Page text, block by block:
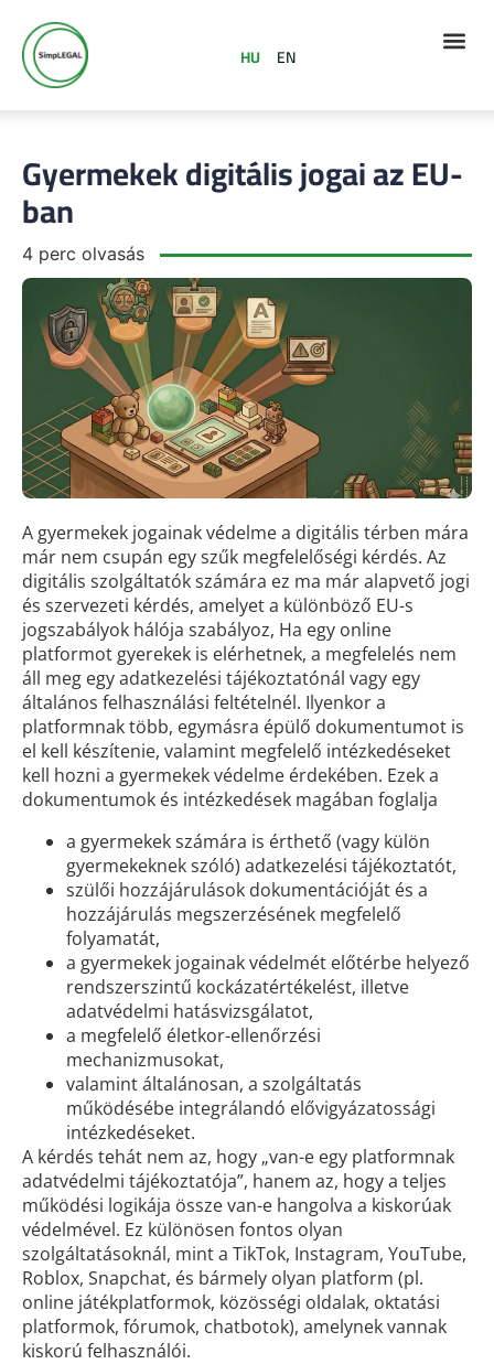
HU EN
Gyermekek digitális jogai az EU-
ban
4 perc olvasás
A gyermekek jogainak védelme a digitális térben mára
már nem csupán egy szűk megfelelőségi kérdés. Az
digitális szolgáltatók számára ez ma már alapvető jogi
és szervezeti kérdés, amelyet a különböző EU-s
jogszabályok hálója szabályoz, Ha egy online
platformot gyerekek is elérhetnek, a megfelelés nem
áll meg egy adatkezelési tájékoztatónál vagy egy
általános felhasználási feltételnél. Ilyenkor a
platformnak több, egymásra épülő dokumentumot is
el kell készítenie, valamint megfelelő intézkedéseket
kell hozni a gyermekek védelme érdekében. Ezek a
dokumentumok és intézkedések magában foglalja
a gyermekek számára is érthető (vagy külön
gyermekeknek szóló) adatkezelési tájékoztatót,
szülői hozzájárulások dokumentációját és a
hozzájárulás megszerzésének megfelelő
folyamatát,
a gyermekek jogainak védelmét előtérbe helyező
rendszerszintű kockázatértékelést, illetve
adatvédelmi hatásvizsgálatot,
a megfelelő életkor-ellenőrzési
mechanizmusokat,
valamint általánosan, a szolgáltatás
működésébe integrálandó elővigyázatossági
intézkedéseket.
A kérdés tehát nem az, hogy „van-e egy platformnak
adatvédelmi tájékoztatója”, hanem az, hogy a teljes
működési logikája össze van-e hangolva a kiskorúak
védelmével. Ez különösen fontos olyan
szolgáltatásoknál, mint a TikTok, Instagram, YouTube,
Roblox, Snapchat, és bármely olyan platform (pl.
online játékplatformok, közösségi oldalak, oktatási
platformok, fórumok, chatbotok), amelynek vannak
kiskorú felhasználói.